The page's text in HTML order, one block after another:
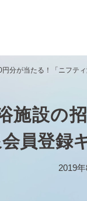
分が当たる！「ニフテ
施設の
員登録
2019